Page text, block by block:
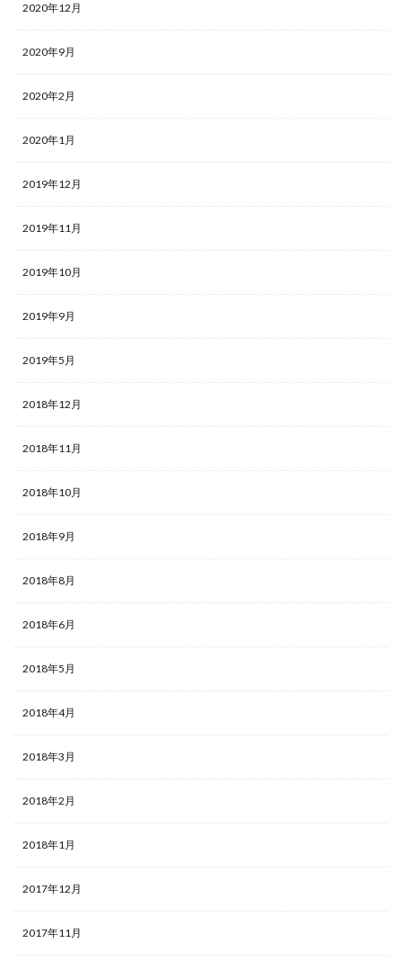
2020年12月
2020年9月
2020年2月
2020年1月
2019年12月
2019年11月
2019年10月
2019年9月
2019年5月
2018年12月
2018年11月
2018年10月
2018年9月
2018年8月
2018年6月
2018年5月
2018年4月
2018年3月
2018年2月
2018年1月
2017年12月
2017年11月